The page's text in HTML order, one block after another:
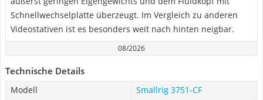
Schnellwechselplatte überzeugt. Im Vergleich zu anderen
Videostativen ist es besonders weit nach hinten neigbar.
08/2026
Technische Details
Modell
Smallrig 3751-CF